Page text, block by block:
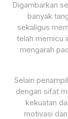
Digambarkan
banyak
sekaligus
telah memicu
mengarah
Selain
dengan sifat
kekuatan
motivasi